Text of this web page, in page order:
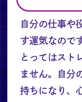
自分の仕事や
す運気なので
とってはスト
ません。自分
持ちになり、